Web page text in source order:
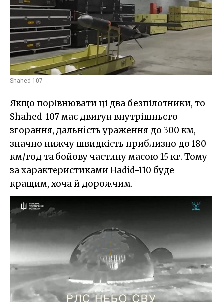
Shahed-107
Якщо порівнювати ці два безпілотники, то
Shahed-107 має двигун внутрішнього
згорання, дальність ураження до 300 км,
значно нижчу швидкість приблизно до 180
км/год та бойову частину масою 15 кг. Тому
за характеристиками Hadid-110 буде
кращим, хоча й дорожчим.